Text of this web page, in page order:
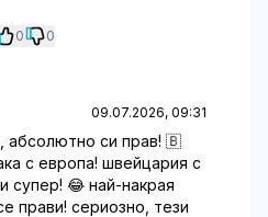
0 0
09.07.2026, 09:31
абсолютно си прав! 🇧
с европа! швейцария с
супер! 😂 най-накрая
прави! сериозно, тези